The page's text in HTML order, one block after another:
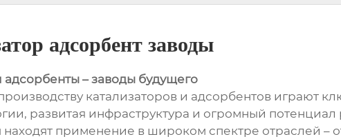
адсорбент заводы
адсорбенты – заводы будущего
катализаторов и адсорбентов играют
развитая инфраструктура и огромный
применение в широком спектре отраслей –